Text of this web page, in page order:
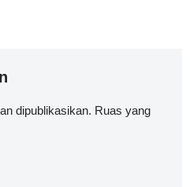
dipublikasikan. Ruas yang